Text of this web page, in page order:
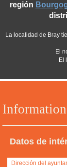
Datos de
Dirección del
región
La localidad de Bray
El
El